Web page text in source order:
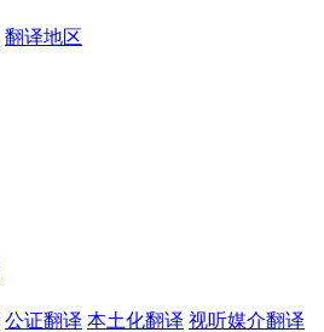
翻译地区
公证翻译 本土化翻译 视听媒介翻译